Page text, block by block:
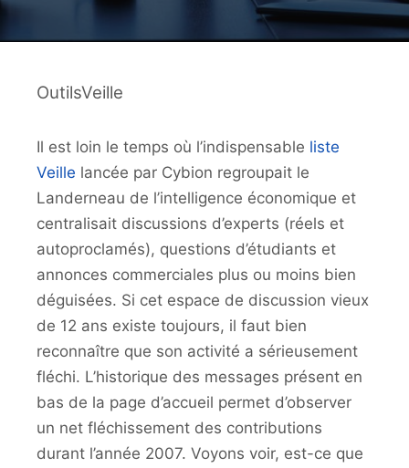
OutilsVeille
Il est loin le temps où l’indispensable liste
Veille lancée par Cybion regroupait le
Landerneau de l’intelligence économique et
centralisait discussions d’experts (réels et
autoproclamés), questions d’étudiants et
annonces commerciales plus ou moins bien
déguisées. Si cet espace de discussion vieux
de 12 ans existe toujours, il faut bien
reconnaître que son activité a sérieusement
fléchi. L’historique des messages présent en
bas de la page d’accueil permet d’observer
un net fléchissement des contributions
durant l’année 2007. Voyons voir, est-ce que